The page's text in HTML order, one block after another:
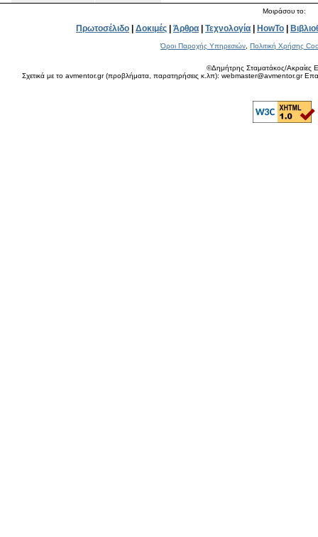
Μοιράσου το:
Πρωτοσέλιδο | Δοκιμές | Άρθρα | Τεχνολογία | HowTo |
Όροι Παροχής Υπηρεσιών Πολιτική Χρήσης
©Δημήτρης Σταματάκος/Ακραίες
Σχετικά με το avmentor.gr (προβλήματα, παρατηρήσεις κ.λπ): webmaster@avmentor.gr